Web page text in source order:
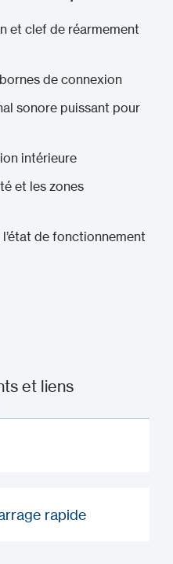
et clef de réarmement
de connexion
sonore puissant pour
intérieure
et les zones
de fonctionnement
et liens
rapide